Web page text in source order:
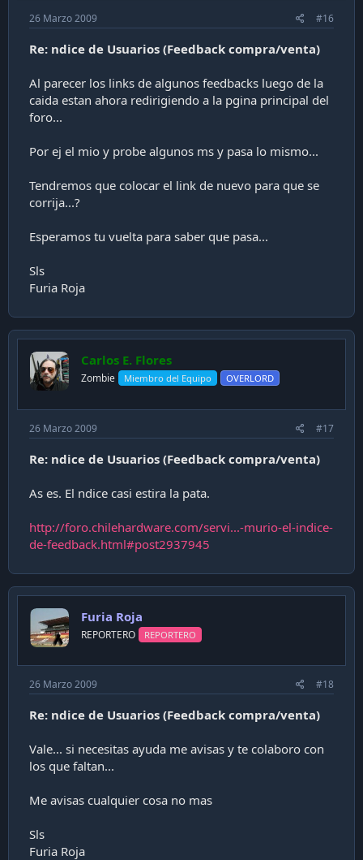
26 Marzo 2009 #16
Re: ndice de Usuarios (Feedback compra/venta)
Al parecer los links de algunos feedbacks luego de la
caida estan ahora redirigiendo a la pgina principal del
foro...
Por ej el mio y probe algunos ms y pasa lo mismo...
Tendremos que colocar el link de nuevo para que se
corrija...?
Esperamos tu vuelta para saber que pasa...
Sls
Furia Roja
Carlos E. Flores
Zombie Miembro del Equipo OVERLORD
26 Marzo 2009 #17
Re: ndice de Usuarios (Feedback compra/venta)
As es. El ndice casi estira la pata.
http://foro.chilehardware.com/servi...-murio-el-indice-
de-feedback.html#post2937945
Furia Roja
REPORTERO REPORTERO
26 Marzo 2009 #18
Re: ndice de Usuarios (Feedback compra/venta)
Vale... si necesitas ayuda me avisas y te colaboro con
los que faltan...
Me avisas cualquier cosa no mas
Sls
Furia Roja